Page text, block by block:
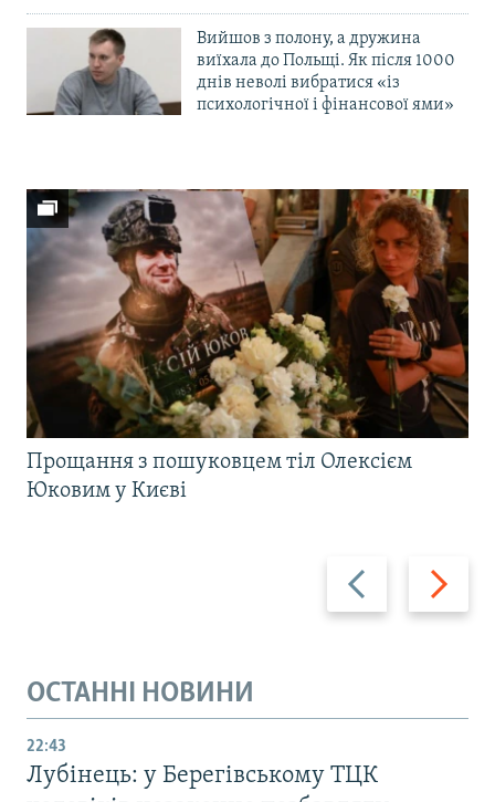
Вийшов з полону, а дружина
виїхала до Польщі. Як після 1000
днів неволі вибратися «із
психологічної і фінансової ями»
Назад Вперед
Прощання з пошуковцем тіл Олексієм
Юковим у Києві
ОСТАННІ НОВИНИ
22:43
Лубінець: у Берегівському ТЦК